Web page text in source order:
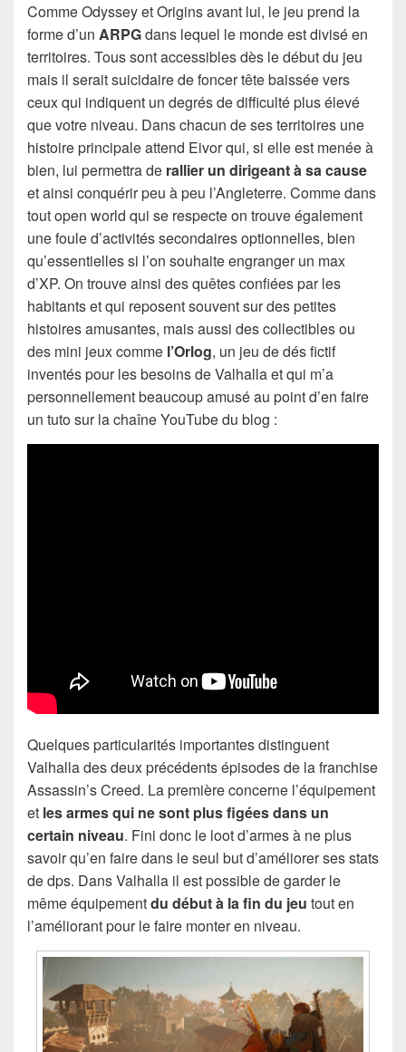
Comme Odyssey et Origins avant lui, le jeu prend la
forme d’un ARPGdans lequel le monde est divisé en
territoires. Tous sont accessibles dès le début du jeu
mais il serait suicidaire de foncer tête baissée vers
ceux qui indiquent un degrés de difficulté plus élevé
que votre niveau. Dans chacun de ses territoires une
histoire principale attend Eivor qui, si elle est menée à
bien, lui permettra de rallier un dirigeant à sa cause
et ainsi conquérir peu à peu l’Angleterre. Comme dans
tout open world qui se respecte on trouve également
une foule d’activités secondaires optionnelles, bien
qu’essentielles si l’on souhaite engranger un max
d’XP. On trouve ainsi des quêtes confiées par les
habitants et qui reposent souvent sur des petites
histoires amusantes, mais aussi des collectibles ou
des mini jeux comme l’Orlog, un jeu de dés fictif
inventés pour les besoins de Valhalla et qui m’a
personnellement beaucoup amusé au point d’en faire
un tuto sur la chaîne YouTube du blog :
Quelques particularités importantes distinguent
Valhalla des deux précédents épisodes de la franchise
Assassin’s Creed. La première concerne l’équipement
et les armes qui ne sont plus figées dans un
certain niveau. Fini donc le loot d’armes à ne plus
savoir qu’en faire dans le seul but d’améliorer ses stats
de dps. Dans Valhalla il est possible de garder le
même équipementdu début à la fin du jeu tout en
l’améliorant pour le faire monter en niveau.